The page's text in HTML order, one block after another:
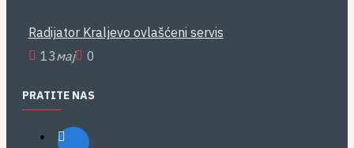
Radijator Kraljevo ovlašćeni servis
13мај 0
PRATITE NAS